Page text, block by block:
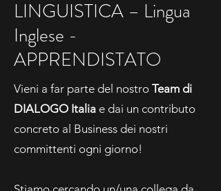
LINGUISTICA – Lingua
Inglese -
APPRENDISTATO
Vieni a far parte del nostro Team di
DIALOGO Italia e dai un contributo
concreto al Business dei nostri
committenti ogni giorno!​